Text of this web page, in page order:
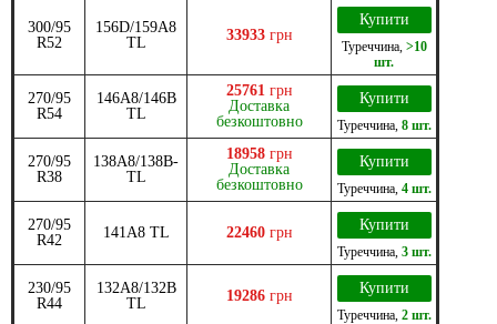
300/95
R52
156D/159A8
TL
33933 грн
Купити
Туреччина, >10
шт.
270/95
R54
146A8/146B
TL
25761 грн
Доставка
безкоштовно
Купити
Туреччина, 8 шт.
270/95
R38
138A8/138B-
TL
18958 грн
Доставка
безкоштовно
Купити
Туреччина, 4 шт.
270/95
R42
141A8 TL 22460 грн Купити
Туреччина, 3 шт.
230/95
R44
132A8/132B
TL
19286 грн Купити
Туреччина, 2 шт.